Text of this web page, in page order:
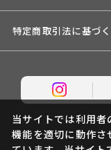
特定商取引法に基づ
当サイトでは利用
機能を適切に動作